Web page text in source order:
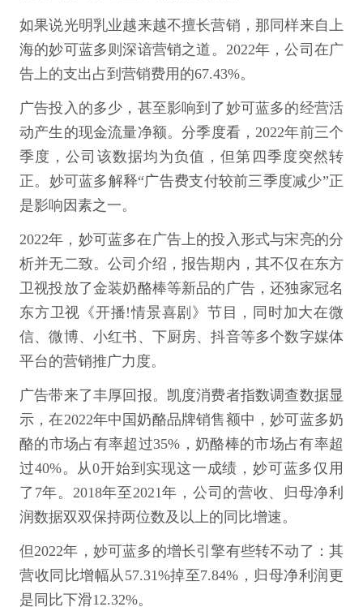
如果说光明乳业越来越不擅长营销，那同样来自上
海的妙可蓝多则深谙营销之道。2022年，公司在广
告上的支出占到营销费用的67.43%。
广告投入的多少，甚至影响到了妙可蓝多的经营活
动产生的现金流量净额。分季度看，2022年前三个
季度，公司该数据均为负值，但第四季度突然转
正。妙可蓝多解释“广告费支付较前三季度减少”正
是影响因素之一。
2022年，妙可蓝多在广告上的投入形式与宋亮的分
析并无二致。公司介绍，报告期内，其不仅在东方
卫视投放了金装奶酪棒等新品的广告，还独家冠名
东方卫视《开播!情景喜剧》节目，同时加大在微
信、微博、小红书、下厨房、抖音等多个数字媒体
平台的营销推广力度。
广告带来了丰厚回报。凯度消费者指数调查数据显
示，在2022年中国奶酪品牌销售额中，妙可蓝多奶
酪的市场占有率超过35%，奶酪棒的市场占有率超
过40%。从0开始到实现这一成绩，妙可蓝多仅用
了7年。2018年至2021年，公司的营收、归母净利
润数据双双保持两位数及以上的同比增速。
但2022年，妙可蓝多的增长引擎有些转不动了：其
营收同比增幅从57.31%掉至7.84%，归母净利润更
是同比下滑12.32%。